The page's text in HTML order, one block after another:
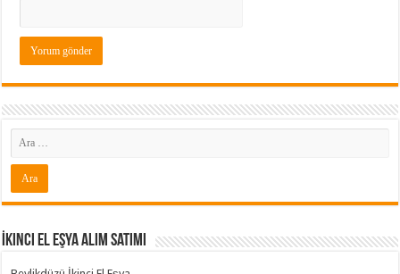
İkinci El Eşya Alım Satımı